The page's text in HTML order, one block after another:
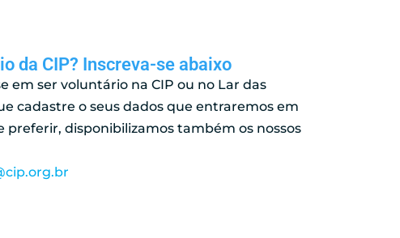
da CIP? Inscreva-se abaixo
em ser voluntário na CIP ou no Lar das
cadastre o seus dados que entraremos em
preferir, disponibilizamos também os nossos